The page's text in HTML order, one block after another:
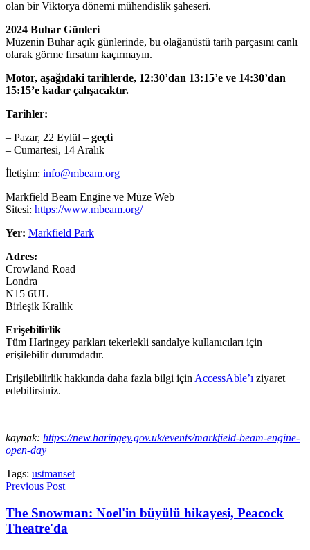
olan bir Viktorya dönemi mühendislik şaheseri.
2024 Buhar Günleri
Müzenin Buhar açık günlerinde, bu olağanüstü tarih parçasını canlı
olarak görme fırsatını kaçırmayın.
Motor, aşağıdaki tarihlerde, 12:30’dan 13:15’e ve 14:30’dan
15:15’e kadar çalışacaktır.
Tarihler:
– Pazar, 22 Eylül – geçti
– Cumartesi, 14 Aralık
İletişim: info@mbeam.org
Markfield Beam Engine ve Müze Web
Sitesi: https://www.mbeam.org/
Yer: Markfield Park
Adres:
Crowland Road
Londra
N15 6UL
Birleşik Krallık
Erişebilirlik
Tüm Haringey parkları tekerlekli sandalye kullanıcıları için
erişilebilir durumdadır.
Erişilebilirlik hakkında daha fazla bilgi için AccessAble’ı ziyaret
edebilirsiniz.
kaynak: https://new.haringey.gov.uk/events/markfield-beam-engine-
open-day
Tags: ustmanset
Previous Post
The Snowman: Noel'in büyülü hikayesi, Peacock
Theatre'da